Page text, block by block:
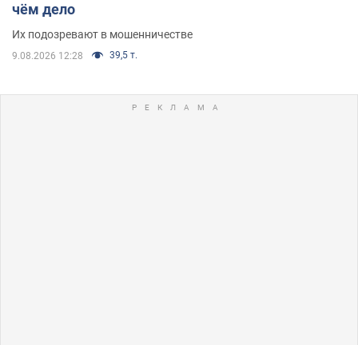
чём дело
Их подозревают в мошенничестве
9.08.2026 12:28 39,5 т.